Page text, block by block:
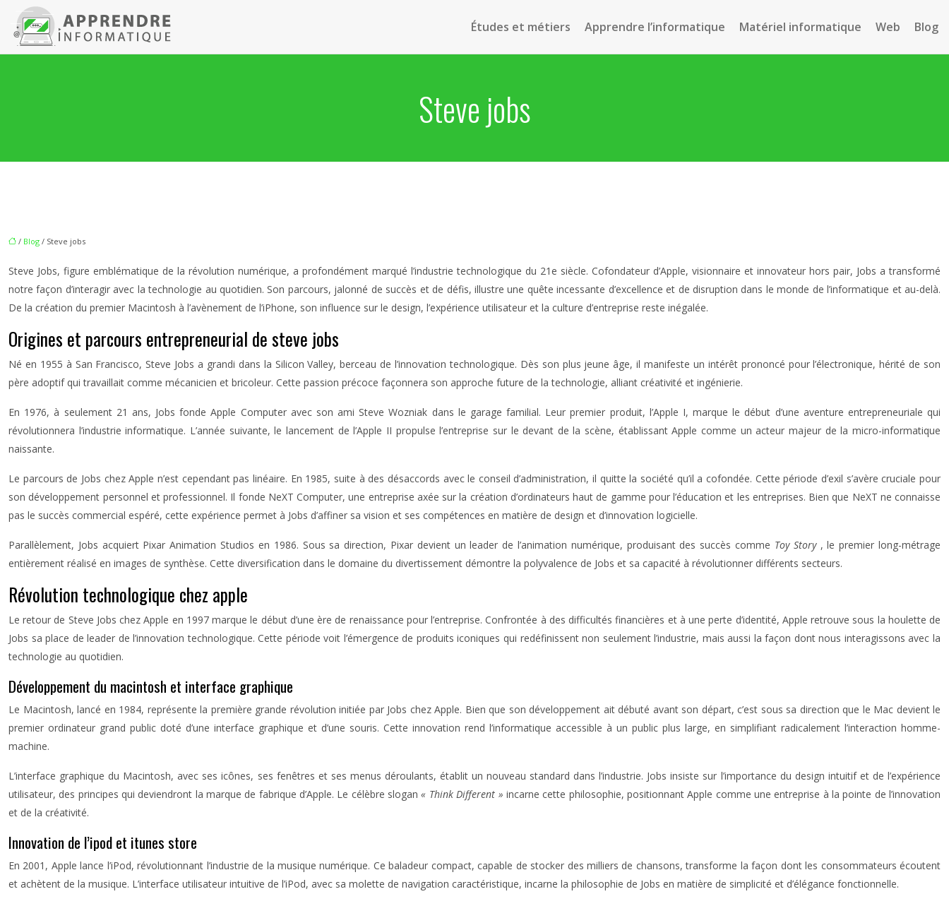
Études et métiers Apprendre l’informatique Matériel informatique Web Blog
Steve jobs
/ Blog / Steve jobs
Steve Jobs, figure emblématique de la révolution numérique, a profondément marqué l’industrie technologique du 21e siècle. Cofondateur d’Apple, visionnaire et innovateur hors pair, Jobs a transformé
notre façon d’interagir avec la technologie au quotidien. Son parcours, jalonné de succès et de défis, illustre une quête incessante d’excellence et de disruption dans le monde de l’informatique et au-delà.
De la création du premier Macintosh à l’avènement de l’iPhone, son influence sur le design, l’expérience utilisateur et la culture d’entreprise reste inégalée.
Origines et parcours entrepreneurial de steve jobs
Né en 1955 à San Francisco, Steve Jobs a grandi dans la Silicon Valley, berceau de l’innovation technologique. Dès son plus jeune âge, il manifeste un intérêt prononcé pour l’électronique, hérité de son
père adoptif qui travaillait comme mécanicien et bricoleur. Cette passion précoce façonnera son approche future de la technologie, alliant créativité et ingénierie.
En 1976, à seulement 21 ans, Jobs fonde Apple Computer avec son ami Steve Wozniak dans le garage familial. Leur premier produit, l’Apple I, marque le début d’une aventure entrepreneuriale qui
révolutionnera l’industrie informatique. L’année suivante, le lancement de l’Apple II propulse l’entreprise sur le devant de la scène, établissant Apple comme un acteur majeur de la micro-informatique
naissante.
Le parcours de Jobs chez Apple n’est cependant pas linéaire. En 1985, suite à des désaccords avec le conseil d’administration, il quitte la société qu’il a cofondée. Cette période d’exil s’avère cruciale pour
son développement personnel et professionnel. Il fonde NeXT Computer, une entreprise axée sur la création d’ordinateurs haut de gamme pour l’éducation et les entreprises. Bien que NeXT ne connaisse
pas le succès commercial espéré, cette expérience permet à Jobs d’affiner sa vision et ses compétences en matière de design et d’innovation logicielle.
Parallèlement, Jobs acquiert Pixar Animation Studios en 1986. Sous sa direction, Pixar devient un leader de l’animation numérique, produisant des succès comme Toy Story , le premier long-métrage
entièrement réalisé en images de synthèse. Cette diversification dans le domaine du divertissement démontre la polyvalence de Jobs et sa capacité à révolutionner différents secteurs.
Révolution technologique chez apple
Le retour de Steve Jobs chez Apple en 1997 marque le début d’une ère de renaissance pour l’entreprise. Confrontée à des difficultés financières et à une perte d’identité, Apple retrouve sous la houlette de
Jobs sa place de leader de l’innovation technologique. Cette période voit l’émergence de produits iconiques qui redéfinissent non seulement l’industrie, mais aussi la façon dont nous interagissons avec la
technologie au quotidien.
Développement du macintosh et interface graphique
Le Macintosh, lancé en 1984, représente la première grande révolution initiée par Jobs chez Apple. Bien que son développement ait débuté avant son départ, c’est sous sa direction que le Mac devient le
premier ordinateur grand public doté d’une interface graphique et d’une souris. Cette innovation rend l’informatique accessible à un public plus large, en simplifiant radicalement l’interaction homme-
machine.
L’interface graphique du Macintosh, avec ses icônes, ses fenêtres et ses menus déroulants, établit un nouveau standard dans l’industrie. Jobs insiste sur l’importance du design intuitif et de l’expérience
utilisateur, des principes qui deviendront la marque de fabrique d’Apple. Le célèbre slogan« Think Different » incarne cette philosophie, positionnant Apple comme une entreprise à la pointe de l’innovation
et de la créativité.
Innovation de l’ipod et itunes store
En 2001, Apple lance l’iPod, révolutionnant l’industrie de la musique numérique. Ce baladeur compact, capable de stocker des milliers de chansons, transforme la façon dont les consommateurs écoutent
et achètent de la musique. L’interface utilisateur intuitive de l’iPod, avec sa molette de navigation caractéristique, incarne la philosophie de Jobs en matière de simplicité et d’élégance fonctionnelle.